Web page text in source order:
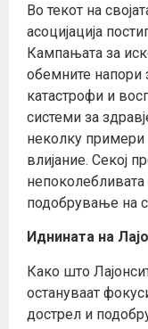
Во текот на
асоцијација
Кампањата за
обемните
катастрофи и
системи за
неколку примери
влијание. Секој
непоколебливата
подобрување на
Иднината на
Како што
остануваат
дострел и